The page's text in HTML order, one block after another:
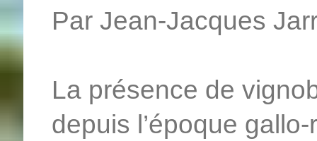
Par Jean-Jacques
La présence de
depuis l’époque